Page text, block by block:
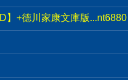
】+德川家康文庫版...nt6880